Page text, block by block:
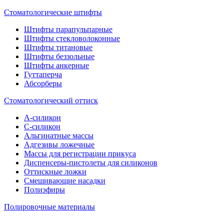
Стоматологические штифты
Штифты парапульпарные
Штифты стекловолоконные
Штифты титановые
Штифты беззольные
Штифты анкерные
Гуттаперча
Абсорберы
Стоматологический оттиск
А-силикон
C-силикон
Альгинатные массы
Адгезивы ложечные
Массы для регистрации прикуса
Диспенсеры-пистолеты для силиконов
Оттискные ложки
Смешивающие насадки
Полиэфиры
Полировочные материалы